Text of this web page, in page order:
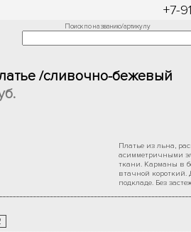
+7-
Поиск по названию/артикулу
/сливочно-бежевый
Платье из льна,
асимметричными
ткани. Карманы в
втачной короткий.
подкладе. Без